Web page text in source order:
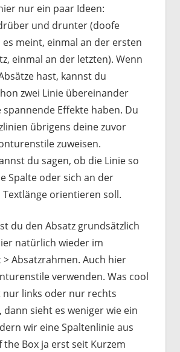
nur ein paar Ideen:
und drunter (doofe
es meint, einmal an der ersten
einmal an der letzten). Wenn
hast, kannst du
zwei Linie übereinander
spannende Effekte haben. Du
übrigens deine zuvor
zuweisen.
du sagen, ob die Linie so
Spalte oder sich an der
orientieren soll.
du den Absatz grundsätzlich
natürlich wieder im
Absatzrahmen. Auch hier
verwenden. Was cool
nur links oder nur rechts
dann sieht es weniger wie ein
wir eine Spaltenlinie aus
the Box ja erst seit Kurzem